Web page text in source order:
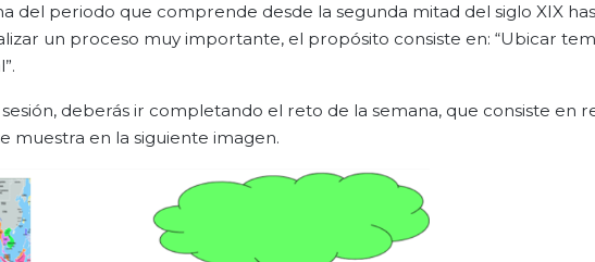
del periodo que comprende desde la segunda mitad del siglo XIX
un proceso muy importante, el propósito consiste en: “Ubicar
deberás ir completando el reto de la semana, que consiste en
muestra en la siguiente imagen.